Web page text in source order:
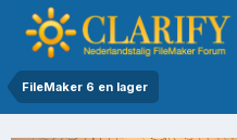
FileMaker 6 en lager